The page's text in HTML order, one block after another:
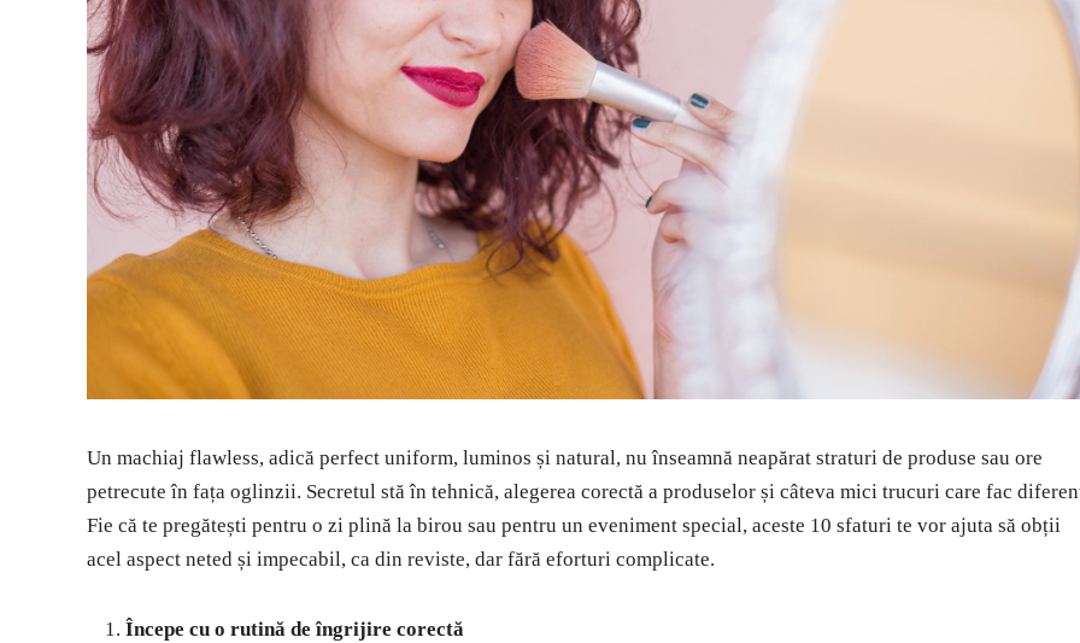
Un machiaj flawless, adică perfect uniform, luminos și natural, nu înseamnă neapărat straturi de produse sau ore
petrecute în fața oglinzii. Secretul stă în tehnică, alegerea corectă a produselor și câteva mici trucuri care fac
Fie că te pregătești pentru o zi plină la birou sau pentru un eveniment special, aceste 10 sfaturi te vor ajuta să obții
acel aspect neted și impecabil, ca din reviste, dar fără eforturi complicate.
Începe cu o rutină de îngrijire corectă